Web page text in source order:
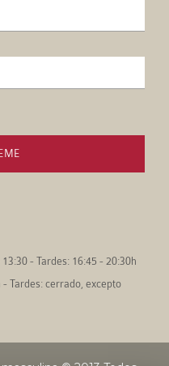
- Tardes: 16:45 - 20:30h
Tardes: cerrado, excepto